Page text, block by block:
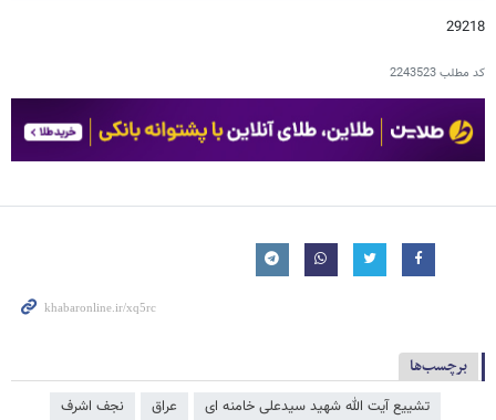
29218
کد مطلب2243523
برچسب‌ها
تشییع آیت الله شهید سیدعلی خامنه ای عراق نجف اشرف